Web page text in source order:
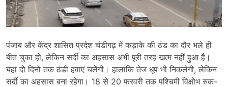
पंजाब और केंद्र शासित प्रदेश चंडीगढ़ में कड़ाके की ठंड का दौर भले ही
बीत चुका हो, लेकिन सर्दी का अहसास अभी पूरी तरह खत्म नहीं हुआ है।
यहां दो दिनों तक ठंडी हवाएं चलेंगी। हालांकि तेज धूप भी निकलेगी, लेकिन
सर्दी का अहसास बना रहेगा। 18 से 20 फरवरी तक पश्चिमी विक्षोभ रुक-